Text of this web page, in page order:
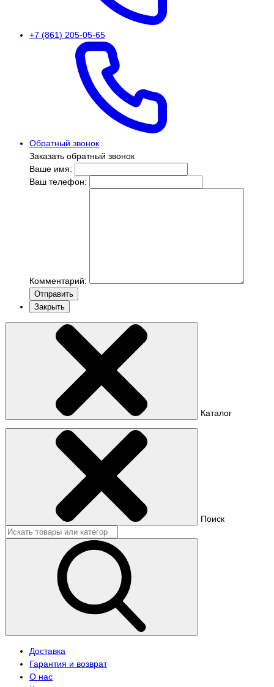
+7 (861) 205-05-65
Обратный звонок
Заказать обратный звонок
Ваше имя:
Ваш телефон:
Комментарий:
Отправить
Закрыть
Каталог
Поиск
Доставка
Гарантия и возврат
О нас